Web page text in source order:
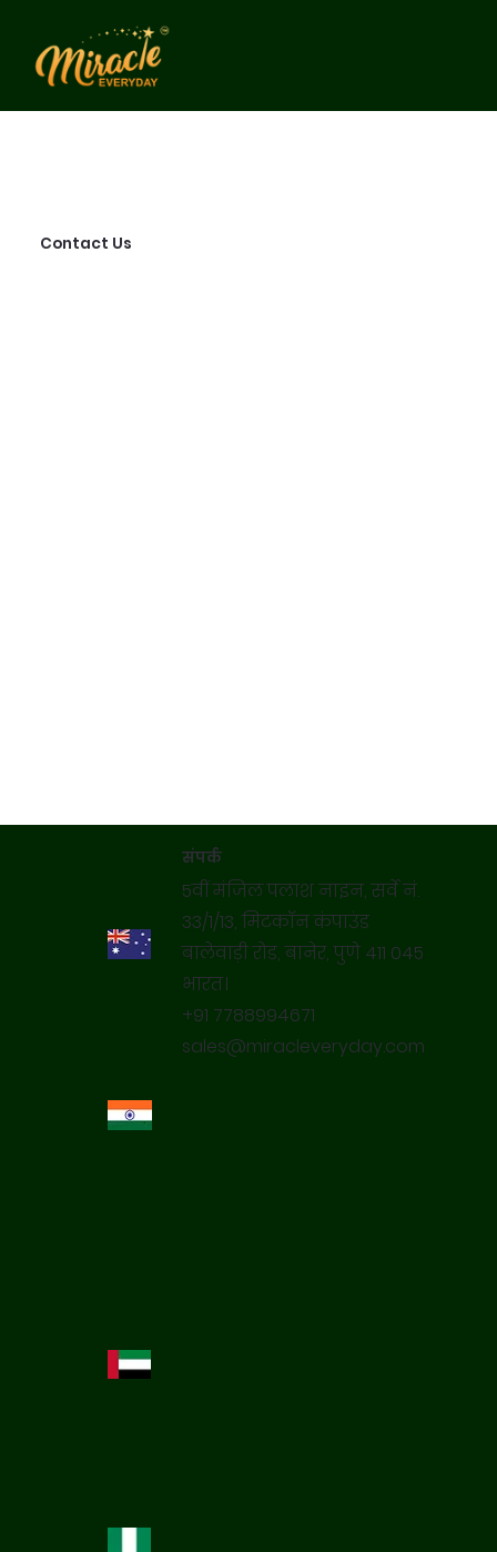
Contact Us
संपर्क
5वीं मंजिल पलाश नाइन, सर्वे नं.
33/1/13, मिटकॉन कंपाउंड
बालेवाड़ी रोड, बानेर, पुणे 411 045
भारत।
+91 7788994671
sales@miracleveryday.com